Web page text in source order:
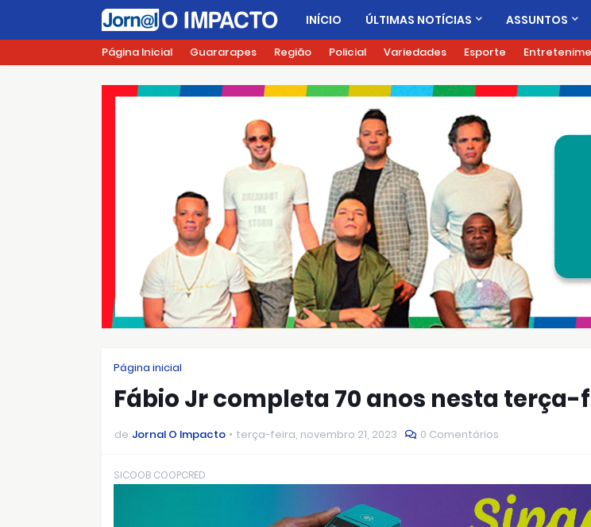
INÍCIO ÚLTIMAS NOTÍCIAS ASSUNTOS
Página Inicial Guararapes Região Policial Variedades Esporte
Página inicial
Fábio Jr completa 70 anos nesta terça-
de Jornal O Impacto terça-feira, novembro 21, 2023 0 Comentários
SICOOB COOPCRED